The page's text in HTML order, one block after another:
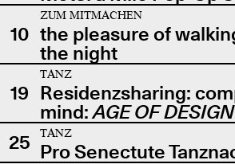
10
ZUM MITMACHEN
the pleasure of
the night
19
TANZ
Residenzsharing:
mind:AGE OF DESIGN
25
TANZ
Pro Senectute